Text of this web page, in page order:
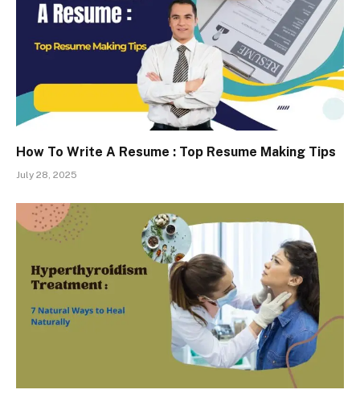
How To Write A Resume : Top Resume Making Tips
July 28, 2025